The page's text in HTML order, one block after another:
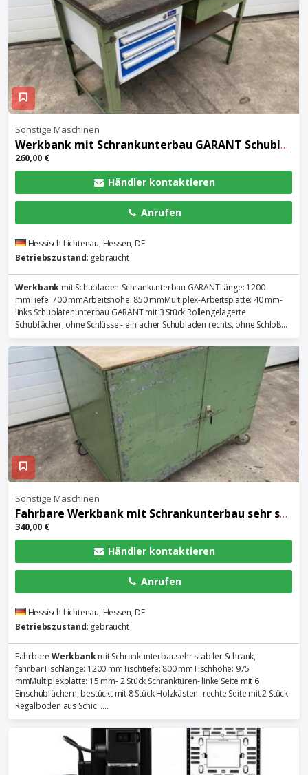
Sonstige Maschinen
Werkbankmit Schrankunterbau GARANT Schubladenschr
260,00 €
Händler kontaktieren
Anrufen
Hessisch Lichtenau, Hessen, DE
Betriebszustand: gebraucht
Werkbank mit Schubladen-Schrankunterbau GARANTLänge: 1200
mmTiefe: 700 mmArbeitshöhe: 850 mmMultiplex-Arbeitsplatte: 40 mm-
links Schublatenunterbau GARANT mit 3 Stück Rollengelagerte
Schubfächer, ohne Schlüssel- einfacher Schubladen rechts, ohne Schloß...
Sonstige Maschinen
Fahrbare Werkbankmit Schrankunterbau sehr stabile
340,00 €
Händler kontaktieren
Anrufen
Hessisch Lichtenau, Hessen, DE
Betriebszustand: gebraucht
FahrbareWerkbankmit Schrankunterbausehr stabiler Schrank,
fahrbarTischlänge: 1200 mmTischtiefe: 800 mmTischhöhe: 975
mmMultiplexplatte: 15 mm- 2 Stück Schranktüren- linke Seite mit 6
Einschubfächern, bestückt mit 8 Stück Holzkästen- rechte Seite mit 2 Stück
Regalböden aus Schic......